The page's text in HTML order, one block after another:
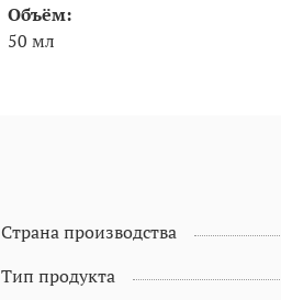
Объём:
50 мл
Страна производства
Тип продукта